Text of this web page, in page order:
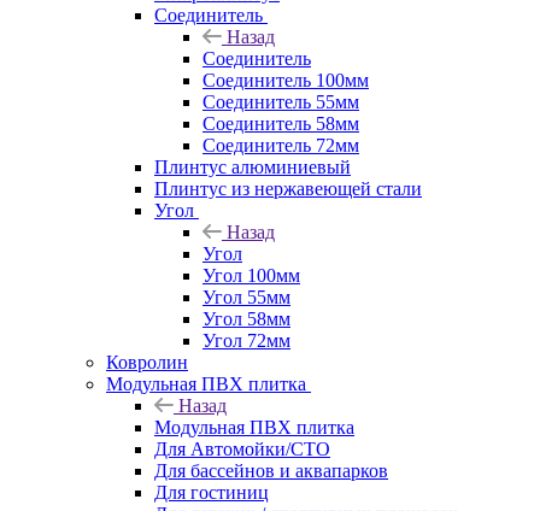
Соединитель
Назад
Соединитель
Соединитель 100мм
Соединитель 55мм
Соединитель 58мм
Соединитель 72мм
Плинтус алюминиевый
Плинтус из нержавеющей стали
Угол
Назад
Угол
Угол 100мм
Угол 55мм
Угол 58мм
Угол 72мм
Ковролин
Модульная ПВХ плитка
Назад
Модульная ПВХ плитка
Для Автомойки/СТО
Для бассейнов и аквапарков
Для гостиниц